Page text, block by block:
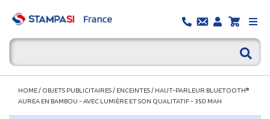
HOME/ OBJETS PUBLICITAIRES/ ENCEINTES/ HAUT-PARLEUR BLUETOOTH®
AUREA EN BAMBOU - AVEC LUMIÈRE ET SON QUALITATIF - 350 MAH